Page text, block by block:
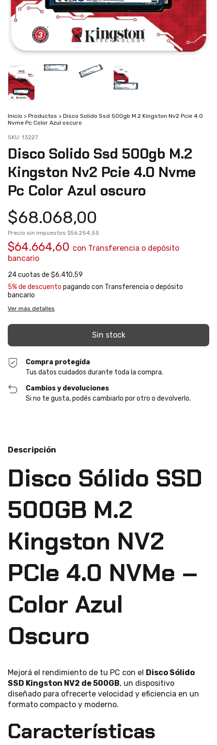
Inicio > Productos > Disco Solido Ssd 500gb M.2 Kingston Nv2 Pcie 4.0
Nvme Pc Color Azul oscuro
SKU: 13227
Disco Solido Ssd 500gb M.2
Kingston Nv2 Pcie 4.0 Nvme
Pc Color Azul oscuro
$68.068,00
Precio sin impuestos $56.254,55
$64.664,60 con Transferencia o depósito
bancario
24cuotas de $6.410,59
5% de descuento pagando con Transferencia o depósito
bancario
Ver más detalles
Compra protegida
Tus datos cuidados durante toda la compra.
Cambios y devoluciones
Si no te gusta, podés cambiarlo por otro o devolverlo.
Descripción
Disco Sólido SSD
500GB M.2
Kingston NV2
PCIe 4.0 NVMe –
Color Azul
Oscuro
Mejorá el rendimiento de tu PC con el Disco Sólido
SSD Kingston NV2 de 500GB, un dispositivo
diseñado para ofrecerte velocidad y eficiencia en un
formato compacto y moderno.
Características